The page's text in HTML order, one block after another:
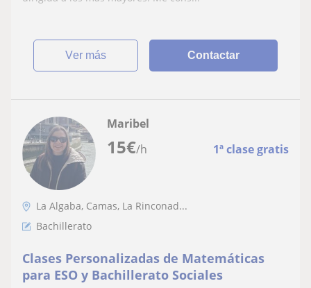
ver más Contactar
15€/h 1ª clase gratis
Maribel
La Algaba, Camas, La Rinconad...
Bachillerato
Clases Personalizadas de Matemáticas
para ESO y Bachillerato Sociales